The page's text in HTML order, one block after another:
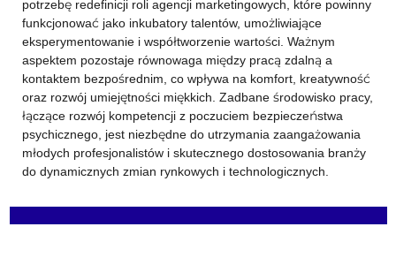
potrzebę redefinicji roli agencji marketingowych, które powinny
funkcjonować jako inkubatory talentów, umożliwiające
eksperymentowanie i współtworzenie wartości. Ważnym
aspektem pozostaje równowaga między pracą zdalną a
kontaktem bezpośrednim, co wpływa na komfort, kreatywność
oraz rozwój umiejętności miękkich. Zadbane środowisko pracy,
łączące rozwój kompetencji z poczuciem bezpieczeństwa
psychicznego, jest niezbędne do utrzymania zaangażowania
młodych profesjonalistów i skutecznego dostosowania branży
do dynamicznych zmian rynkowych i technologicznych.